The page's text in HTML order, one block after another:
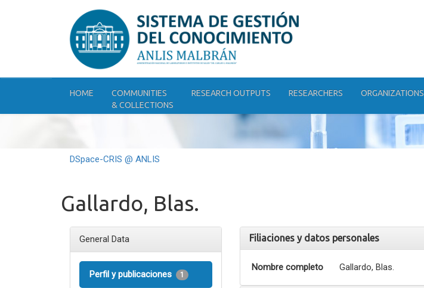
HOME
COMMUNITIES
& COLLECTIONS
RESEARCH OUTPUTS RESEARCHERS ORGANIZATIONS
DSpace-CRIS @ ANLIS
Gallardo, Blas.
General Data
Perfil y publicaciones 1
Filiaciones y datos personales
Nombre completo Gallardo, Blas.